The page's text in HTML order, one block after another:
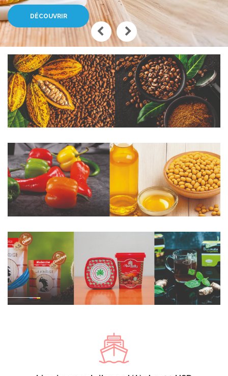
info@drcproductsportail.com
DÉCOUVRIR